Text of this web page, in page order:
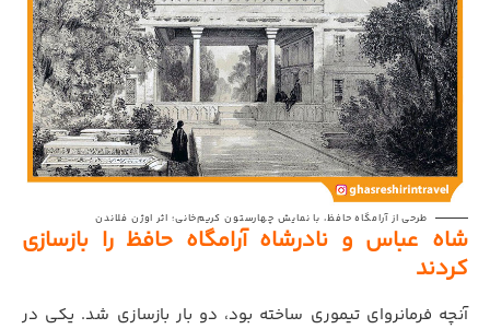
طرحی از آرامگاه حافظ، با نمایش چهارستون کریم‌خانی؛ اثر اوژن فلاندن
شاه عباس و نادرشاه آرامگاه حافظ را بازسازی
کردند
آنچه فرمانروای تیموری ساخته بود، دو بار بازسازی شد. یکی در